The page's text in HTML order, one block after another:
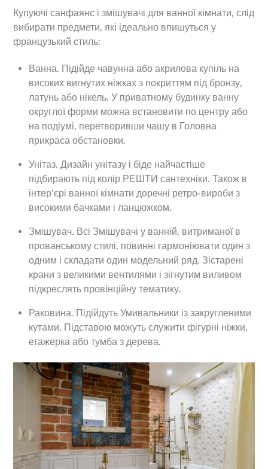
Купуючі санфаянс і змішувачі для ванної кімнати, слід
вибирати предмети, які ідеально впишуться у
французький стиль:
Ванна. Підійде чавунна або акрилова купіль на
високих вигнутих ніжках з покриттям під бронзу,
латунь або нікель. У приватному будинку ванну
округлої форми можна встановити по центру або
на подіумі, перетворивши чашу в Головна
прикраса обстановки.
Унітаз. Дизайн унітазу і біде найчастіше
підбирають під колір РЕШТИ сантехніки. Також в
інтер’єрі ванної кімнати доречні ретро-вироби з
високими бачками і ланцюжком.
Змішувач. Всі Змішувачі у ванній, витриманої в
прованському стилі, повинні гармоніювати один з
одним і складати один модельний ряд. Зістарені
крани з великими вентилями і зігнутим виливом
підкреслять провінційну тематику.
Раковина. Підійдуть Умивальники із закругленими
кутами. Підставою можуть служити фігурні ніжки,
етажерка або тумба з дерева.